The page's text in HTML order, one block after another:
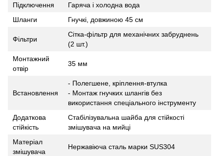
Підключення
Гаряча і холодна вода
Шланги
Гнучкі, довжиною 45 см
Фільтри
Сітка-фільтр для механічних забруднень
(2 шт.)
Монтажний
отвір
35 мм
Встановлення
- Полегшене, кріплення-втулка
- Монтаж гнучких шлангів без
використання спеціального інструменту
Додаткова
стійкість
Стабілізувальна шайба для стійкості
змішувача на мийці
Матеріал
змішувача
Нержавіюча сталь марки SUS304